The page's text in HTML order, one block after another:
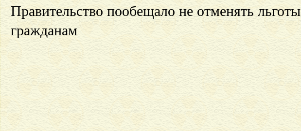
Правительство пообещало не отменять льготы
гражданам